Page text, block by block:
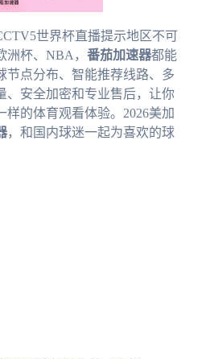
世界杯直播提示地区不可
杯、NBA， 番茄加速器都能
节点分布、智能推荐线路、多
、安全加密和专业售后，让你
的体育观看体验。2026美加
，和国内球迷一起为喜欢的球